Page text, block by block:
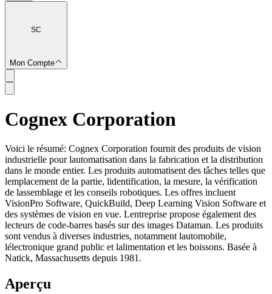
SC
Mon Compte
SC
Cognex Corporation
Voici le résumé: Cognex Corporation fournit des produits de vision
industrielle pour lautomatisation dans la fabrication et la distribution
dans le monde entier. Les produits automatisent des tâches telles que
lemplacement de la partie, lidentification, la mesure, la vérification
de lassemblage et les conseils robotiques. Les offres incluent
VisionPro Software, QuickBuild, Deep Learning Vision Software et
des systèmes de vision en vue. Lentreprise propose également des
lecteurs de code-barres basés sur des images Dataman. Les produits
sont vendus à diverses industries, notamment lautomobile,
lélectronique grand public et lalimentation et les boissons. Basée à
Natick, Massachusetts depuis 1981.
Aperçu